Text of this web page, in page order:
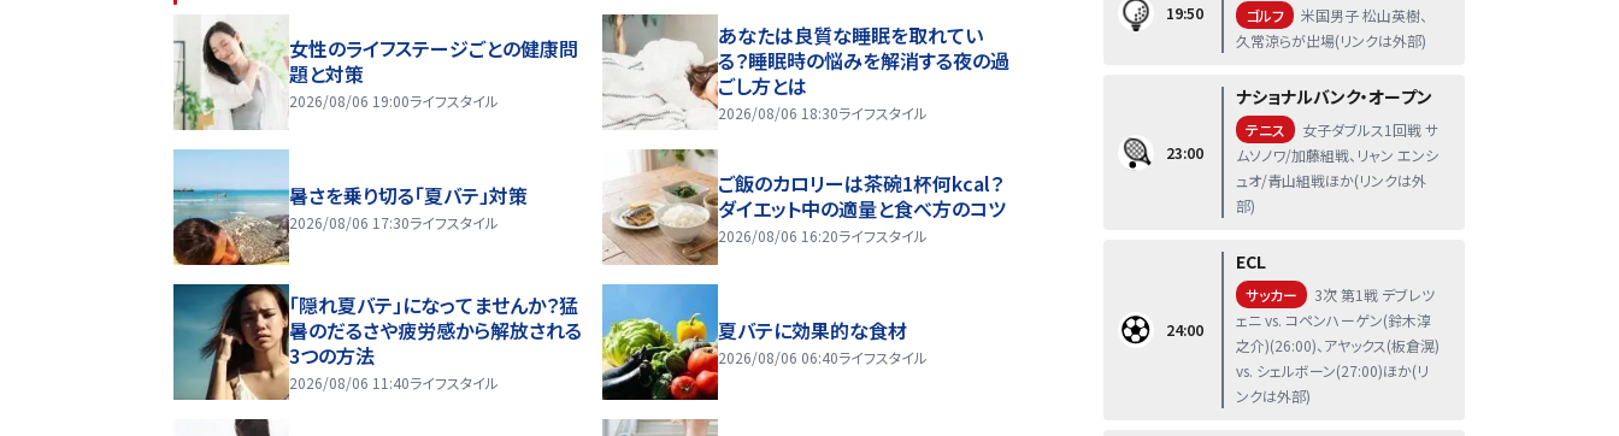
女性のライフステージごとの健康問
題と対策
2026/08/06 19:00ライフスタイル
あなたは良質な睡眠を取れてい
る？睡眠時の悩みを解消する夜の過
ごし方とは
2026/08/06 18:30ライフスタイル
暑さを乗り切る「夏バテ」対策
2026/08/06 17:30ライフスタイル
ご飯のカロリーは茶碗1杯何kcal？
ダイエット中の適量と食べ方のコツ
2026/08/06 16:20ライフスタイル
「隠れ夏バテ」になってませんか？猛
暑のだるさや疲労感から解放される
3つの方法
2026/08/06 11:40ライフスタイル
夏バテに効果的な食材
2026/08/06 06:40ライフスタイル
19:50 ゴルフ
米国男子 松山英樹、
久常涼らが出場(リンクは外部)
23:00
ナショナルバンク・オープン
テニス
女子ダブルス1回戦 サ
ムソノワ/加藤組戦、リャン エンシ
ュオ/青山組戦ほか(リンクは外
部)
24:00
ECL
サッカー
3次 第1戦 デブレツ
ェニ vs. コペンハーゲン(鈴木淳
之介)(26:00)、アヤックス(板倉滉)
vs. シェルボーン(27:00)ほか(リ
ンクは外部)